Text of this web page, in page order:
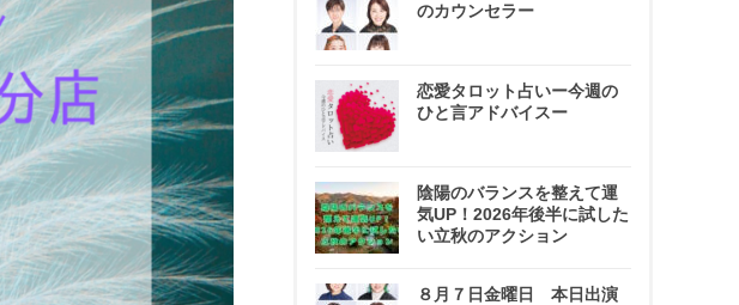
のカウンセラー
恋愛タロット占いー今週の
ひと言アドバイスー
陰陽のバランスを整えて運
気UP！2026年後半に試した
い立秋のアクション
８月７日金曜日 本日出演